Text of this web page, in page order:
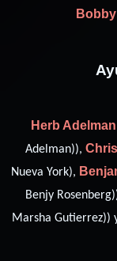
Herb Adelman
Adelman)),
Nueva York),
Benjy
Marsha Gutierrez))